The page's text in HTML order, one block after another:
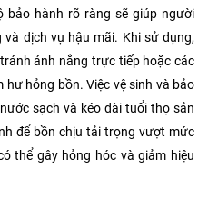
bảo hành rõ ràng sẽ giúp người
dịch vụ hậu mãi. Khi sử dụng,
ánh nắng trực tiếp hoặc các
hỏng bồn. Việc vệ sinh và bảo
sạch và kéo dài tuổi thọ sản
để bồn chịu tải trọng vượt mức
thể gây hỏng hóc và giảm hiệu